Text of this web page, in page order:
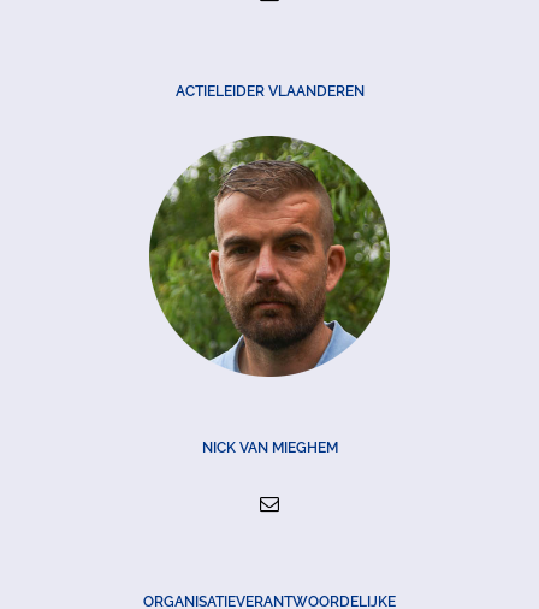
ACTIELEIDER VLAANDEREN
NICK VAN MIEGHEM
ORGANISATIEVERANTWOORDELIJKE